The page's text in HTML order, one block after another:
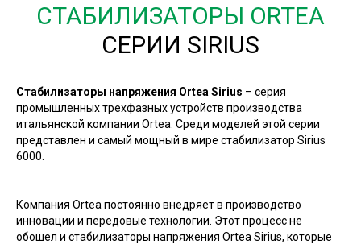
СТАБИЛИЗАТОРЫ ORTEA
СЕРИИ SIRIUS
Стабилизаторы напряжения Ortea Sirius – серия
промышленных трехфазных устройств производства
итальянской компании Ortea. Среди моделей этой серии
представлен и самый мощный в мире стабилизатор Sirius
6000.
Компания Ortea постоянно внедряет в производство
инновации и передовые технологии. Этот процесс не
обошел и стабилизаторы напряжения Ortea Sirius, которые